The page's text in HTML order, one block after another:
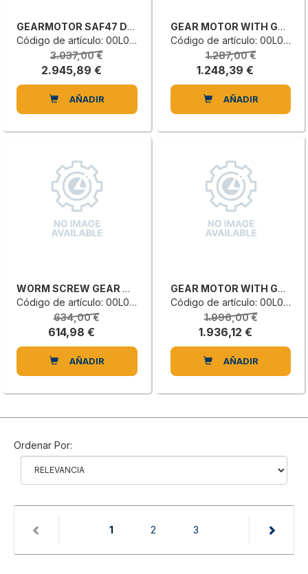
GEARMOTOR SAF47 DRE 80M4 I=29
Código de artículo: 00L0174331C
3.037,00 €
2.945,89 €
AÑADIR
GEAR MOTOR WITH GEARING
Código de artículo: 00L0670049F
1.287,00 €
1.248,39 €
AÑADIR
WORM SCREW GEAR MOTOR
Código de artículo: 00L0121459A
634,00 €
614,98 €
AÑADIR
GEAR MOTOR WITH GEARING
Código de artículo: 00L0113399C
1.996,00 €
1.936,12 €
AÑADIR
Ordenar Por:
1(current)
2 3